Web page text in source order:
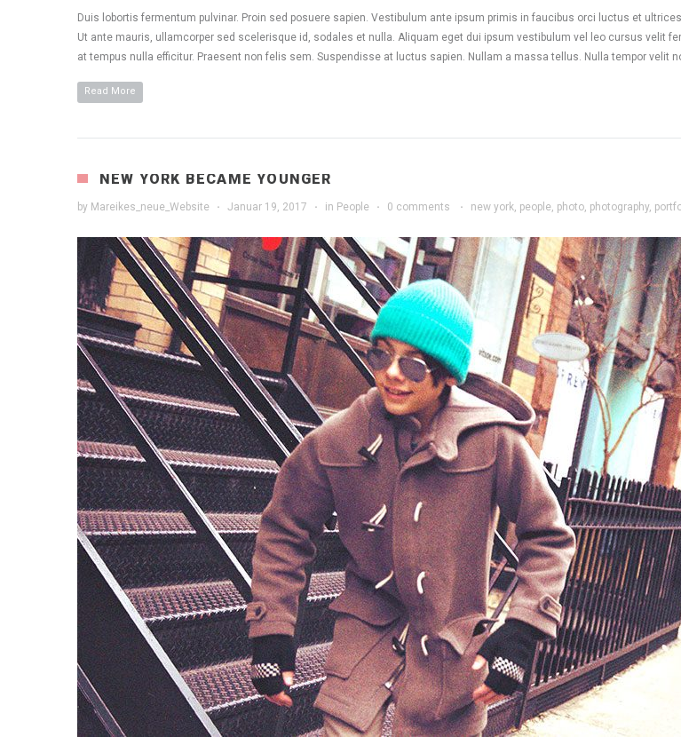
Duis lobortis fermentum pulvinar. Proin sed posuere sapien. Vestibulum ante ipsum primis in faucibus orci luctus et
Ut ante mauris, ullamcorper sed scelerisque id, sodales et nulla. Aliquam eget dui ipsum vestibulum vel leo cursus velit
at tempus nulla efficitur. Praesent non felis sem. Suspendisse at luctus sapien. Nullam a massa tellus. Nulla tempor velit
Read More
NEW YORK BECAME YOUNGER
by Mareikes_neue_Website · Januar 19, 2017 · in People · 0 comments · new york, people, photo, photography,